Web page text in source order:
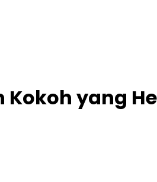
yang